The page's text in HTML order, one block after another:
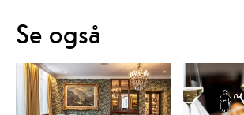
Se også